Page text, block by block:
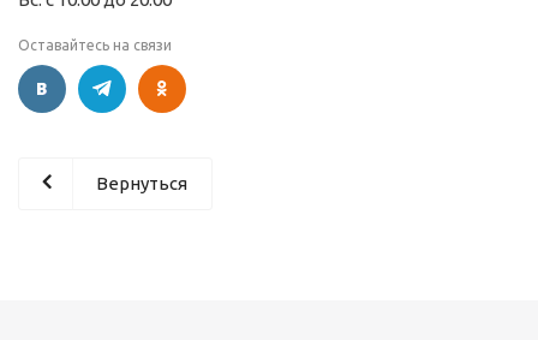
Оставайтесь на связи
Вернуться